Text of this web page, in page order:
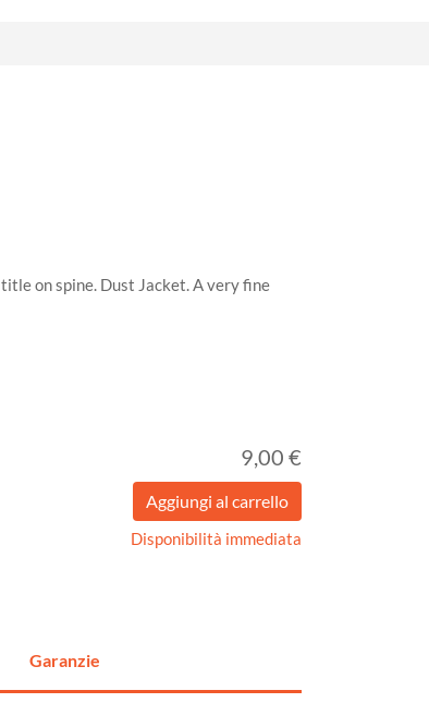
on spine. Dust Jacket. A very fine
9,00 €
Disponibilità immediata
Garanzie